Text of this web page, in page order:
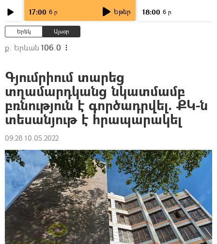
17:00 6 ր Եթեր 18:00 6 ր
Երեկ Այսօր
ք. Երևան 106.0
Գյումրիում տարեց
տղամարդկանց նկատմամբ
բռնություն է գործադրվել. ՔԿ-ն
տեսանյութ է հրապարակել
09:28 10.05.2022